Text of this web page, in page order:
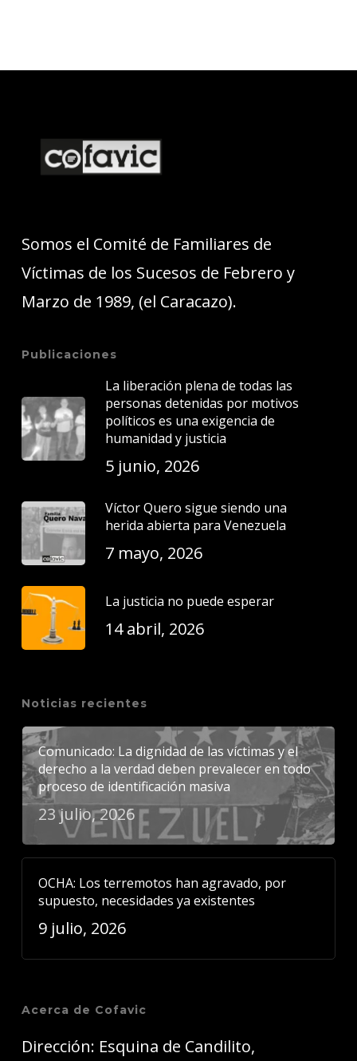
Somos el Comité de Familiares de
Víctimas de los Sucesos de Febrero y
Marzo de 1989, (el Caracazo).
Publicaciones
La liberación plena de todas las
personas detenidas por motivos
políticos es una exigencia de
humanidad y justicia
5 junio, 2026
Víctor Quero sigue siendo una
herida abierta para Venezuela
7 mayo, 2026
La justicia no puede esperar
14 abril, 2026
Noticias recientes
Comunicado: La dignidad de las víctimas y el
derecho a la verdad deben prevalecer en todo
proceso de identificación masiva
23 julio, 2026
OCHA: Los terremotos han agravado, por
supuesto, necesidades ya existentes
9 julio, 2026
Acerca de Cofavic
Dirección: Esquina de Candilito,